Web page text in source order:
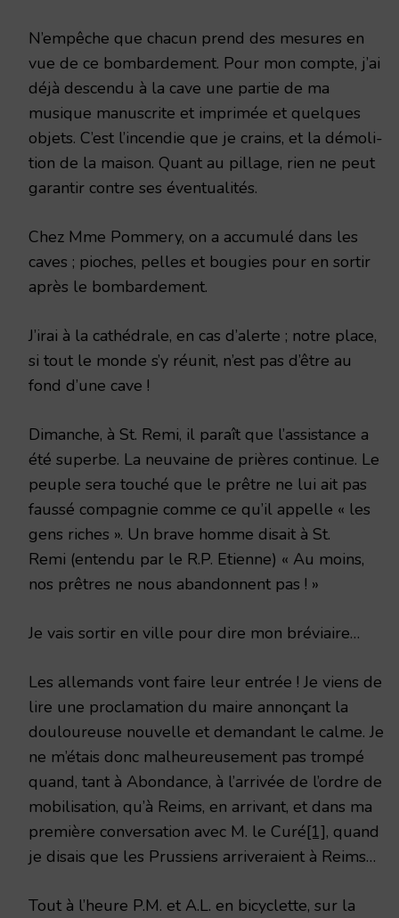
N’empêche que chacun prend des mesures en
vue de ce bombardement. Pour mon compte, j’ai
déjà descendu à la cave une partie de ma
musique manuscrite et imprimée et quelques
objets. C’est l’incendie que je crains, et la démoli­
tion de la maison. Quant au pillage, rien ne peut
garantir contre ses éventualités.
Chez Mme Pommery, on a accumulé dans les
caves ; pioches, pelles et bougies pour en sortir
après le bombardement.
J’irai à la cathédrale, en cas d’alerte ; notre place,
si tout le monde s’y réunit, n’est pas d’être au
fond d’une cave !
Dimanche, à St. Remi, il paraît que l’assistance a
été superbe. La neuvaine de prières continue. Le
peuple sera touché que le prêtre ne lui ait pas
faussé compagnie comme ce qu’il appelle « les
gens riches ». Un brave homme disait à St.
Remi (entendu par le R.P. Etienne) « Au moins,
nos prêtres ne nous abandonnent pas ! »
Je vais sortir en ville pour dire mon bréviaire…
Les allemands vont faire leur entrée ! Je viens de
lire une proclamation du maire annonçant la
douloureuse nouvelle et demandant le calme. Je
ne m’étais donc malheureusement pas trompé
quand, tant à Abondance, à l’arrivée de l’ordre de
mobilisation, qu’à Reims, en arrivant, et dans ma
première conversation avec M. le Curé[1], quand
je disais que les Prussiens arriveraient à Reims…
Tout à l’heure P.M. et A.L. en bicyclette, sur la